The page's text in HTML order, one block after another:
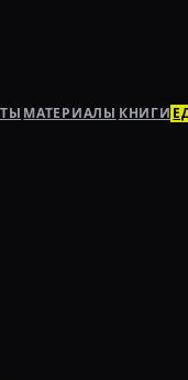
МАТЕРИАЛЫ КНИГИ